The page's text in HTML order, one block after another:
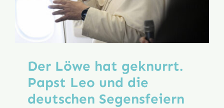
Der Löwe hat geknurrt.
Papst Leo und die
deutschen Segensfeiern